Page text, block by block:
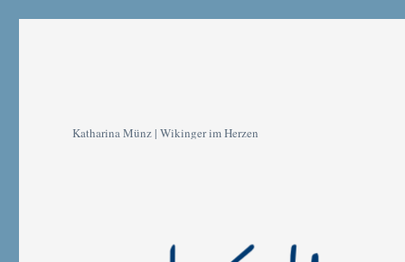
Katharina Münz | Wikinger im Herzen